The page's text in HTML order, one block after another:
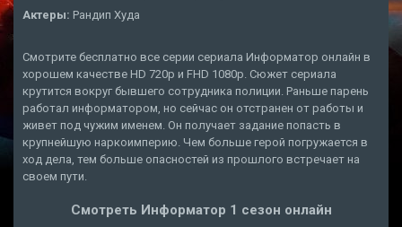
Актеры: Рандип Худа
Смотрите бесплатно все серии сериала Информатор онлайн в
хорошем качестве HD 720p и FHD 1080p. Сюжет сериала
крутится вокруг бывшего сотрудника полиции. Раньше парень
работал информатором, но сейчас он отстранен от работы и
живет под чужим именем. Он получает задание попасть в
крупнейшую наркоимперию. Чем больше герой погружается в
ход дела, тем больше опасностей из прошлого встречает на
своем пути.
Смотреть Информатор 1 сезон онлайн